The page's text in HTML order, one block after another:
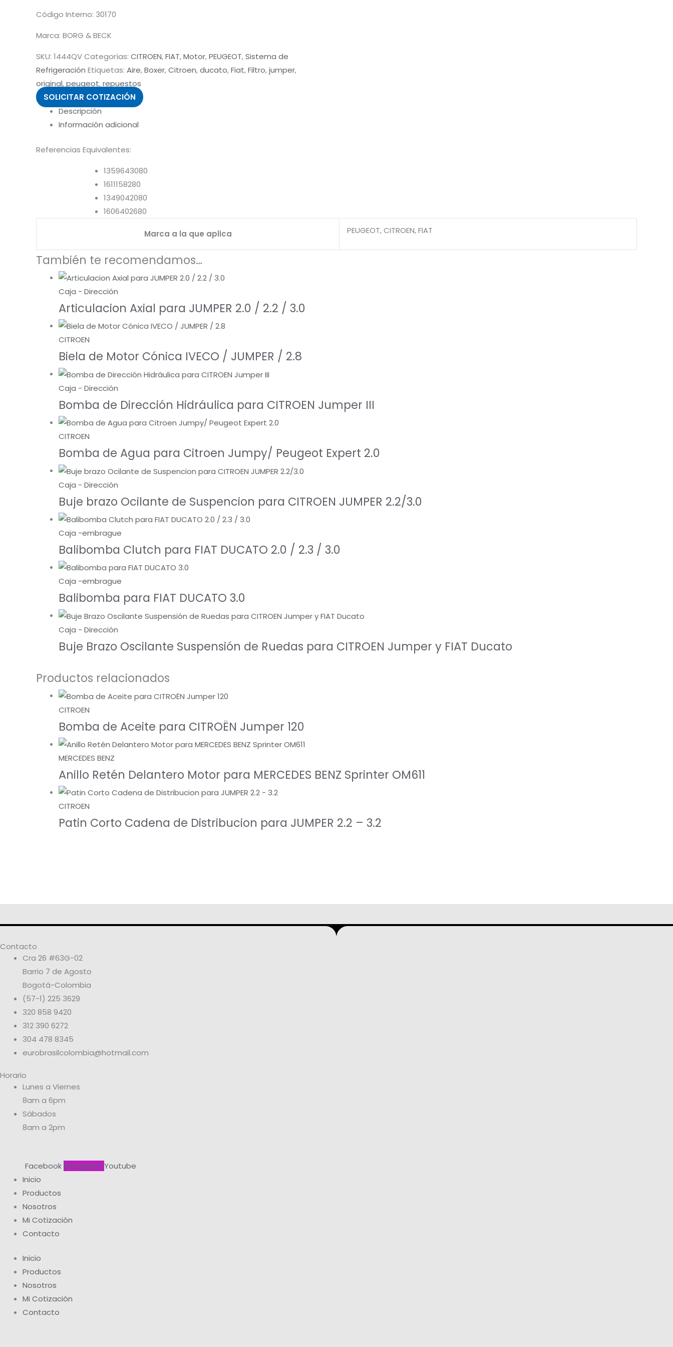
Código Interno: 30170
Marca: BORG & BECK
SKU: 1444QVCategorías: CITROEN,FIAT,Motor,PEUGEOT,Sistema de
Refrigeración Etiquetas: Aire,Boxer,Citroen,ducato,Fiat,Filtro,jumper,
original,peugeot,repuestos
SOLICITAR COTIZACIÓN
Descripción
Información adicional
Referencias Equivalentes:
1359643080
1611158280
1349042080
1606402680
Marca a la que aplica PEUGEOT, CITROEN, FIAT
También te recomendamos…
Caja - Dirección
Articulacion Axial para JUMPER 2.0 / 2.2 / 3.0
CITROEN
Biela de Motor Cónica IVECO / JUMPER / 2.8
Caja - Dirección
Bomba de Dirección Hidráulica para CITROEN Jumper III
CITROEN
Bomba de Agua para Citroen Jumpy/ Peugeot Expert 2.0
Caja - Dirección
Buje brazo Ocilante de Suspencion para CITROEN JUMPER 2.2/3.0
Caja -embrague
Balibomba Clutch para FIAT DUCATO 2.0 / 2.3 / 3.0
Caja -embrague
Balibomba para FIAT DUCATO 3.0
Caja - Dirección
Buje Brazo Oscilante Suspensión de Ruedas para CITROEN Jumper y FIAT Ducato
Productos relacionados
CITROEN
Bomba de Aceite para CITROËN Jumper 120
MERCEDES BENZ
Anillo Retén Delantero Motor para MERCEDES BENZ Sprinter OM611
CITROEN
Patin Corto Cadena de Distribucion para JUMPER 2.2 – 3.2
Contacto
Cra 26 #63G-02
Barrio 7 de Agosto
Bogotá-Colombia
(57-1) 225 3629
320 858 9420
312 390 6272
304 478 8345
eurobrasilcolombia@hotmail.com
Horario
Lunes a Viernes
8am a 6pm
Sábados
8am a 2pm
Facebook Instagram Youtube
Inicio
Productos
Nosotros
Mi Cotización
Contacto
Inicio
Productos
Nosotros
Mi Cotización
Contacto